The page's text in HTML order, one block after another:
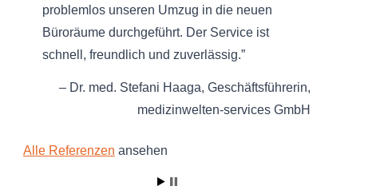
problemlos unseren Umzug in die neuen
Büroräume durchgeführt. Der Service ist
schnell, freundlich und zuverlässig.
Dr. med. Stefani Haaga Geschäftsführerin
medizinwelten-services GmbH
Alle Referenzen ansehen